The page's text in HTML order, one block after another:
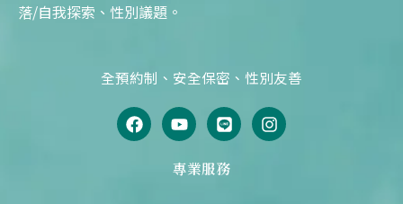
落/自我探索、性別議題。
全預約制、安全保密、性別友善
F
a
c
Y
o
u
t
u
L
i
n
e
I
n
s
專業服務